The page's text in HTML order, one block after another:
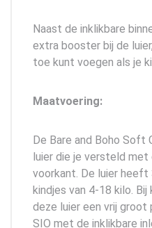
Naast de inklikbare
extra booster bij de
toe kunt voegen als je
Maatvoering:
De Bare and Boho Soft
luier die je versteld met
voorkant. De luier
kindjes van 4-18 kilo.
deze luier een vrij
SIO met de inklikbare